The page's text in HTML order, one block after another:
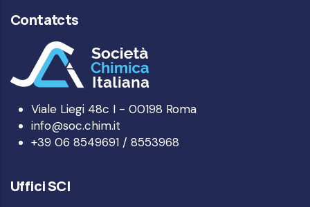
Contatcts
Viale Liegi 48c I - 00198 Roma
info@soc.chim.it
+39 06 8549691 / 8553968
Uffici SCI